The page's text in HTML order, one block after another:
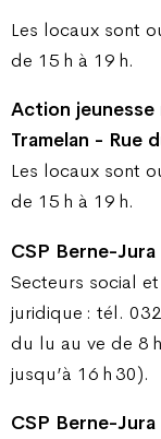
Les locaux sont
de 15 h à 19 h.
Action jeunesse
Tramelan - Rue
Les locaux sont
de 15 h à 19 h.
CSP Berne-
Secteurs social
juridique : tél.
du lu au ve de 8
jusqu’à 16 h 30).
CSP Berne-